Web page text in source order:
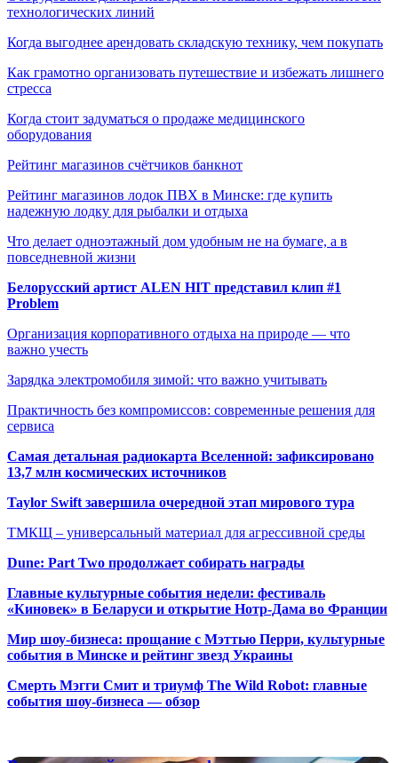
технологических линий
Когда выгоднее арендовать складскую технику, чем покупать
Как грамотно организовать путешествие и избежать лишнего
стресса
Когда стоит задуматься о продаже медицинского
оборудования
Рейтинг магазинов счётчиков банкнот
Рейтинг магазинов лодок ПВХ в Минске: где купить
надежную лодку для рыбалки и отдыха
Что делает одноэтажный дом удобным не на бумаге, а в
повседневной жизни
Белорусский артист ALEN HIT представил клип #1
Problem
Организация корпоративного отдыха на природе — что
важно учесть
Зарядка электромобиля зимой: что важно учитывать
Практичность без компромиссов: современные решения для
сервиса
Самая детальная радиокарта Вселенной: зафиксировано
13,7 млн космических источников
Taylor Swift завершила очередной этап мирового тура
ТМКЩ – универсальный материал для агрессивной среды
Dune: Part Two продолжает собирать награды
Главные культурные события недели: фестиваль
«Киновек» в Беларуси и открытие Нотр-Дама во Франции
Мир шоу-бизнеса: прощание с Мэттью Перри, культурные
события в Минске и рейтинг звезд Украины
Смерть Мэгги Смит и триумф The Wild Robot: главные
события шоу-бизнеса — обзор